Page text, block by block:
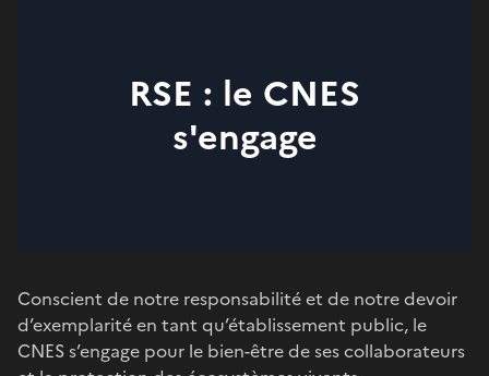
RSE : le CNES
s'engage
Conscient de notre responsabilité et de notre devoir
d’exemplarité en tant qu’établissement public, le
CNES s’engage pour le bien-être de ses collaborateurs